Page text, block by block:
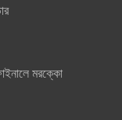
মরক্কো